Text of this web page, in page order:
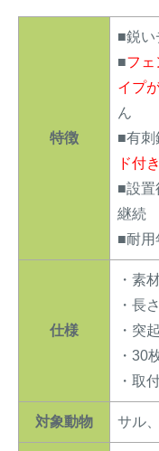
特徴
■鋭い
■フェ
イプ
ん
■有刺
ド付
■設置
継続
■耐用
仕様
・素
・長
・突
・30
・取
対象動物 サル